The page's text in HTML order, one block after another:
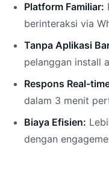
Platform Familiar:
berinteraksi via
Tanpa Aplikasi
pelanggan install
Respons Real-
dalam 3 menit
Biaya Efisien:
dengan